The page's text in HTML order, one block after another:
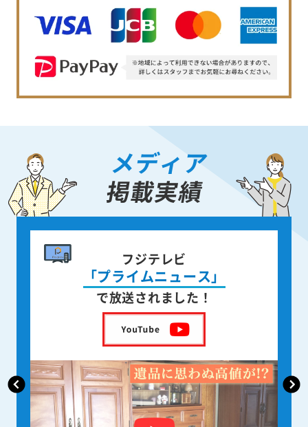
メディア
掲載実績
書籍出版
身近な人が
亡くなった後の遺品整理
を出版しました！